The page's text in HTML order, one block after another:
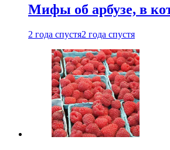
Мифы об арбузе, в
2 года спустя2 года спустя